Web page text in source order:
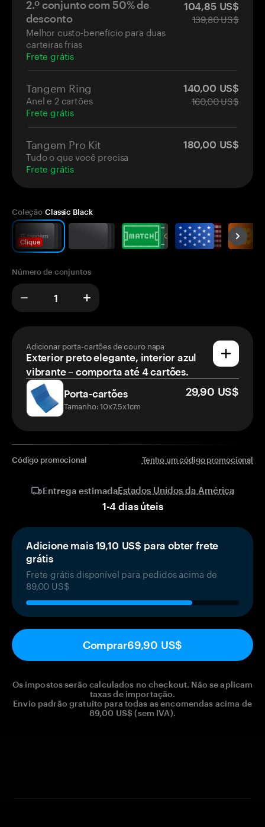
2.º conjunto com 50% de
desconto
Melhor custo-benefício para duas
carteiras frias
Frete grátis
104,85 US$
139,80 US$
Tangem Ring
Anel e 2 cartões
Frete grátis
140,00 US$
160,00 US$
Tangem Pro Kit
Tudo o que você precisa
Frete grátis
180,00 US$
Coleção Classic Black
Clique
Número de conjuntos
Adicionar porta-cartões de couro napa
Exterior preto elegante, interior azul
vibrante – comporta até 4 cartões.
Porta-cartões
Tamanho: 10x7.5x1cm
29,90 US$
Código promocional Tenho um código promocional
Entrega estimadaEstados Unidos da América
1-4 dias úteis
Adicione mais 19,10 US$ para obter frete
grátis
Frete grátis disponível para pedidos acima de
89,00 US$
Comprar69,90 US$
Os impostos serão calculados no checkout. Não se aplicam
taxas de importação.
Envio padrão gratuito para todas as encomendas acima de
89,00 US$ (sem IVA).